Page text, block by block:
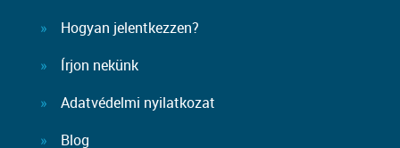
Hogyan jelentkezzen?
Írjon nekünk
Adatvédelmi nyilatkozat
Blog